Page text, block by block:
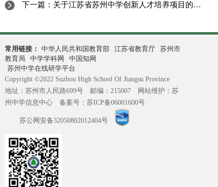
下一篇： 关于江苏省苏州中学创新人才培养项目的招标公告
常用链接： 中华人民共和国教育部 江苏省教育厅
苏州市
教育局
中学学科网
中国知网
苏州中学在线研学平台
Copyright ©2022 Suzhou High School Of Jiangsu Province
地址：苏州市人民路699号 邮编：215007 网站维护：苏
州中学信息中心 备案号： 苏ICP备06001600号
苏公网安备32050802012404号